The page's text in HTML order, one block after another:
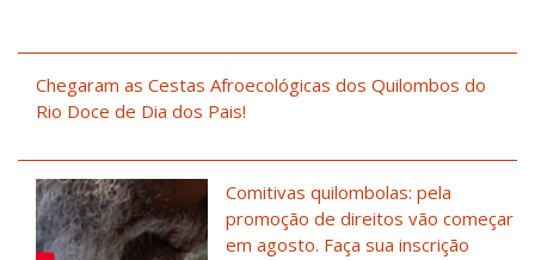
Chegaram as Cestas Afroecológicas dos Quilombos do
Rio Doce de Dia dos Pais!
Comitivas quilombolas: pela
promoção de direitos vão começar
em agosto. Faça sua inscrição